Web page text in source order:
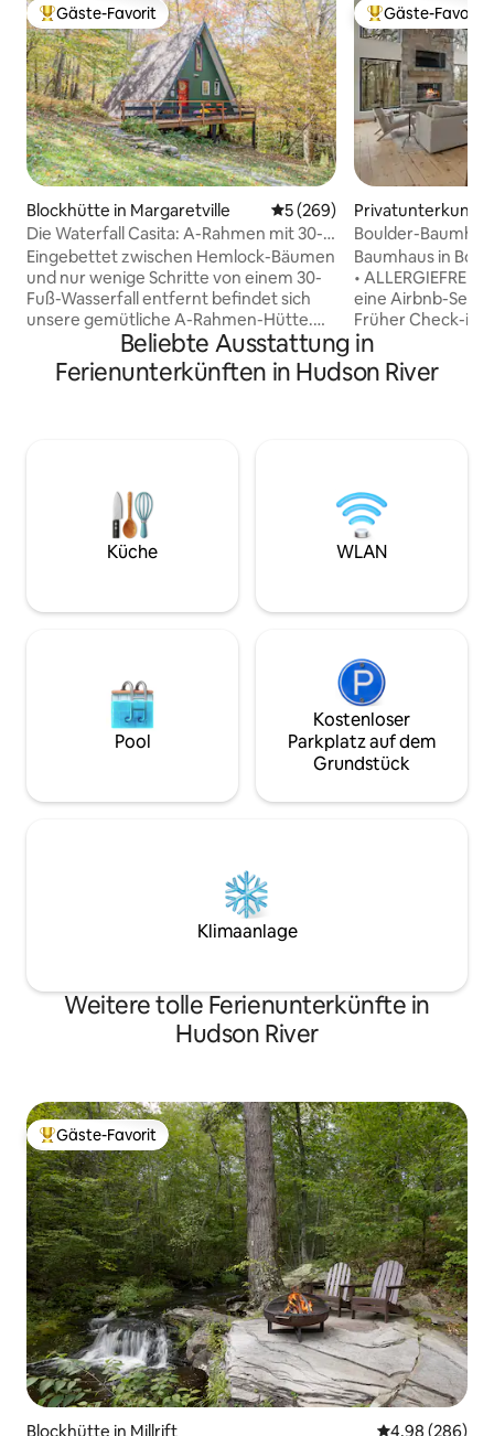
Beliebter Gäste-Favorit.
Gäste-Favorit
Blockhütte in Margaretville Durchschnittliche
5 (269)
Die Waterfall Casita: A-Rahmen mit 30-
Fuß-Wasserfall
Eingebettet zwischen Hemlock-Bäumen
und nur wenige Schritte von einem 30-
Fuß-Wasserfall entfernt befindet sich
unsere gemütliche A-Rahmen-Hütte.
Auf 33 privaten Hektar, die mit
staatlichem Land verbunden sind,
genießt du den Blick auf den Wasserfall,
dich in den Wasserfällen und privaten
Bächen abkühlen, im Herbst das
atemberaubende Laub genießen und im
Winter in Belleayre (25 Minuten
Angeln sind eine 10-minütige Fahrt
Beliebter Gäste-
Gäste-Favorit
Privatunterkunft
urg
Boulder-
Baumhaus in Boulder
• ALLERGIEFREI Die Preise beinhalten
eine Airbnb-
Früher Check-in
Das Boulder Tree
bewohnbares
Architekten, die
Technologie,
gesunder
Das Boulder Tree
Paar, das ein
Beliebte Ausstattung in
Ferienunterkünften in Hudson River
Küche WLAN
Pool
Kostenloser
Parkplatz auf dem
Grundstück
Klimaanlage
Weitere tolle Ferienunterkünfte in
Hudson River
Beliebter Gäste-Favorit.
Gäste-Favorit
Blockhütte in Millrift
4,98 (286)